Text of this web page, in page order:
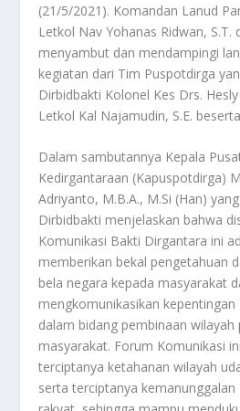
(21/5/2021). Komandan Lanud
Letkol Nav Yohanas Ridwan,
menyambut dan mendampingi
kegiatan dari Tim Puspotdirga
Dirbidbakti Kolonel Kes Drs.
Letkol Kal Najamudin, S.E.
Dalam sambutannya Kepala
Kedirgantaraan (Kapuspotdirga)
Adriyanto, M.B.A., M.Si (Han)
Dirbidbakti menjelaskan bahwa
Komunikasi Bakti Dirgantara ini
memberikan bekal pengetahuan
bela negara kepada masyarakat
mengkomunikasikan
dalam bidang pembinaan wilayah
masyarakat. Forum Komunikasi
terciptanya ketahanan wilayah
serta terciptanya